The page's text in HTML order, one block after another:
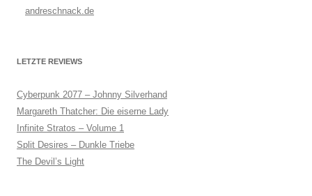
andreschnack.de
LETZTE REVIEWS
Cyberpunk 2077 – Johnny Silverhand
Margareth Thatcher: Die eiserne Lady
Infinite Stratos – Volume 1
Split Desires – Dunkle Triebe
The Devil’s Light